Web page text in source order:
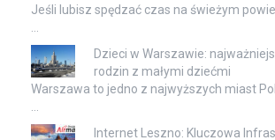
Jeśli lubisz spędzać czas na świeżym
Dzieci w Warszawie:
rodzin z małymi dziećmi
Warszawa to jedno z najwyższych miast
Internet Leszno: Kluczowa